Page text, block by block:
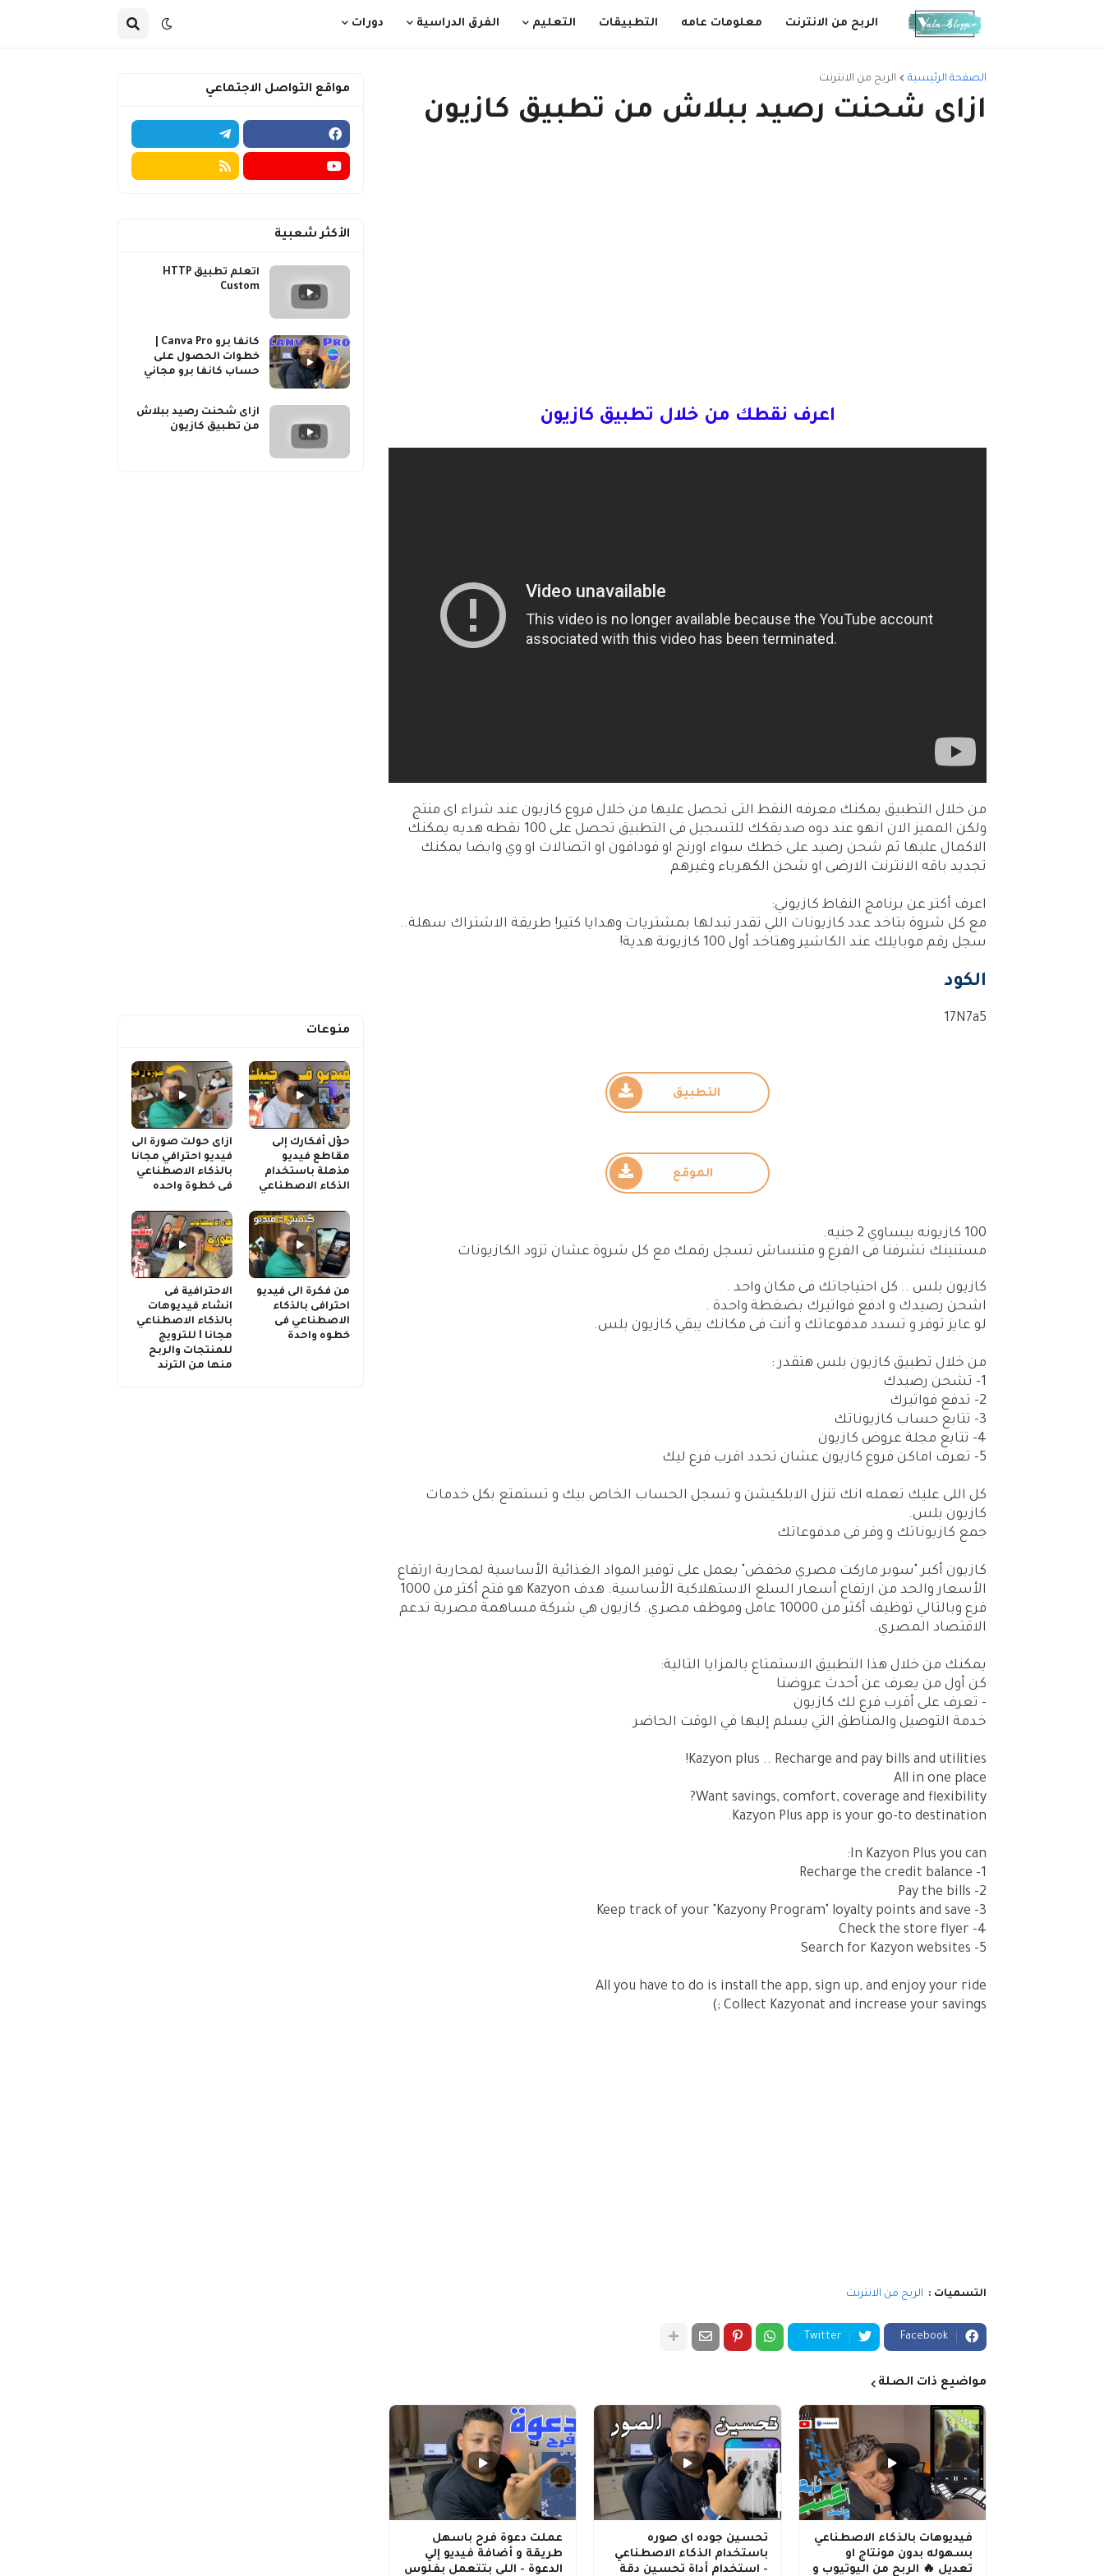
الربح من الانترنت معلومات عامه التطبيقات التعليم الفرق الدراسية دورات
الصفحة الرئيسية الربح من الانترنت
ازاى شحنت رصيد ببلاش من تطبيق كازيون
اعرف نقطك من خلال تطبيق كازيون
من خلال التطبيق يمكنك معرفه النقط التى تحصل عليها من خلال فروع كازيون عند شراء اى منتج
ولكن المميز الان انهو عند دوه صديقكك للتسجيل فى التطبيق تحصل على 100 نقطه هديه يمكنك
الاكمال عليها ثم شحن رصيد على خطك سواء اورنج او فودافون او اتصالات او وي وايضا يمكنك
تجديد باقه الانترنت الارضى او شحن الكهرباء وغيرهم
اعرف أكتر عن برنامج النقاط كازيوني:
مع كل شروة بتاخد عدد كازيونات اللي تقدر تبدلها بمشتريات وهدايا كتير! طريقة الاشتراك سهلة..
سجل رقم موبايلك عند الكاشير وهتاخد أول 100 كازيونة هدية!
الكود
17N7a5
التطبيق
الموقع
100 كازيونه بيساوي 2 جنيه.
مستنينك تشرفنا فى الفرع و متنساش تسجل رقمك مع كل شروة عشان تزود الكازيونات
كازيون بلس .. كل احتياجاتك فى مكان واحد .
اشحن رصيدك و ادفع فواتيرك بضغطة واحدة .
لو عايز توفر و تسدد مدفوعاتك و أنت فى مكانك يبقي كازيون بلس.
من خلال تطبيق كازيون بلس هتقدر :
1- تشحن رصيدك
2- تدفع فواتيرك
3- تتابع حساب كازيوناتك
4- تتابع مجلة عروض كازيون
5- تعرف اماكن فروع كازيون عشان تحدد اقرب فرع ليك
كل اللى عليك تعمله انك تنزل الابلكيشن و تسجل الحساب الخاص بيك و تستمتع بكل خدمات
كازيون بلس.
جمع كازيوناتك و وفر فى مدفوعاتك
كازيون أكبر "سوبر ماركت مصري مخفض" يعمل على توفير المواد الغذائية الأساسية لمحاربة ارتفاع
الأسعار والحد من ارتفاع أسعار السلع الاستهلاكية الأساسية. هدف Kazyon هو فتح أكثر من 1000
فرع وبالتالي توظيف أكثر من 10000 عامل وموظف مصري. كازيون هي شركة مساهمة مصرية تدعم
الاقتصاد المصري.
يمكنك من خلال هذا التطبيق الاستمتاع بالمزايا التالية:
كن أول من يعرف عن أحدث عروضنا
- تعرف على أقرب فرع لك كازيون
خدمة التوصيل والمناطق التي يسلم إليها في الوقت الحاضر
Kazyon plus .. Recharge and pay bills and utilities!
All in one place
Want savings, comfort, coverage and flexibility?
Kazyon Plus app is your go-to destination.
In Kazyon Plus you can:
1- Recharge the credit balance
2- Pay the bills
3- Keep track of your "Kazyony Program" loyalty points and save
4- Check the store flyer
5- Search for Kazyon websites
All you have to do is install the app, sign up, and enjoy your ride
Collect Kazyonat and increase your savings ;)
التسميات : الربح من الانترنت
Facebook
Twitter
مواضيع ذات الصلة
فيديوهات بالذكاء الاصطناعي
بسهوله بدون مونتاج او
تعديل 🔥 الربح من اليوتيوب و
تحسين جوده اى صوره
باستخدام الذكاء الاصطناعي
- استخدام أداة تحسين دقة
عملت دعوة فرح باسهل
طريقة و أضافة فيديو إلي
الدعوة - اللى بتتعمل بفلوس
مواقع التواصل الاجتماعي
الأكثر شعبية
اتعلم تطبيق HTTP
Custom
خطوات الحصول على
حساب كانفا برو مجاني
ازاى شحنت رصيد ببلاش
من تطبيق كازيون
منوعات
حوّل أفكارك إلى
مقاطع فيديو
مذهلة باستخدام
الذكاء الاصطناعي
ازاى حولت صورة الى
فيديو احترافي مجانا
بالذكاء الاصطناعي
فى خطوة واحده
من فكرة الى فيديو
احترافى بالذكاء
الاصطناعي فى
خطوه واحدة
الاحترافية فى
انشاء فيديوهات
بالذكاء الاصطناعي
مجانا I للترويج
للمنتجات والربح
منها من الترند